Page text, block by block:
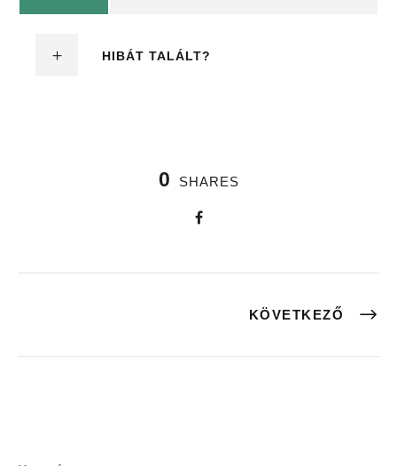
HIBÁT TALÁLT?
0 SHARES
KÖVETKEZŐ